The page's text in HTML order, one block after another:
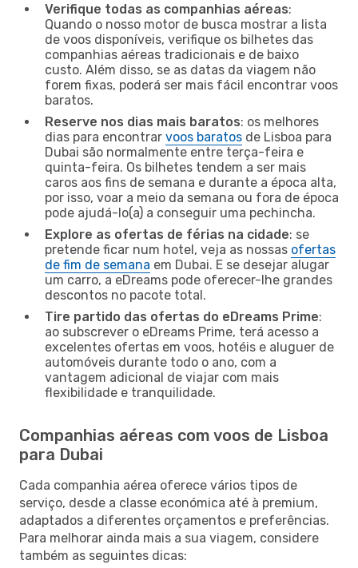
Verifique todas as companhias aéreas:
Quando o nosso motor de busca mostrar a lista
de voos disponíveis, verifique os bilhetes das
companhias aéreas tradicionais e de baixo
custo. Além disso, se as datas da viagem não
forem fixas, poderá ser mais fácil encontrar voos
baratos.
Reserve nos dias mais baratos: os melhores
dias para encontrar voos baratos de Lisboa para
Dubai são normalmente entre terça-feira e
quinta-feira. Os bilhetes tendem a ser mais
caros aos fins de semana e durante a época alta,
por isso, voar a meio da semana ou fora de época
pode ajudá-lo(a) a conseguir uma pechincha.
Explore as ofertas de férias na cidade: se
pretende ficar num hotel, veja as nossas ofertas
de fim de semana em Dubai. E se desejar alugar
um carro, a eDreams pode oferecer-lhe grandes
descontos no pacote total.
Tire partido das ofertas do eDreams Prime:
ao subscrever o eDreams Prime, terá acesso a
excelentes ofertas em voos, hotéis e aluguer de
automóveis durante todo o ano, com a
vantagem adicional de viajar com mais
flexibilidade e tranquilidade.
Companhias aéreas com voos de Lisboa
para Dubai
Cada companhia aérea oferece vários tipos de
serviço, desde a classe económica até à premium,
adaptados a diferentes orçamentos e preferências.
Para melhorar ainda mais a sua viagem, considere
também as seguintes dicas: